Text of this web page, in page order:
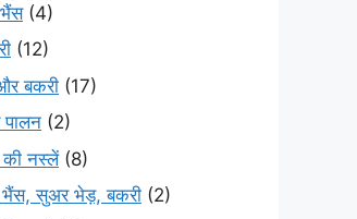
(4)
(12)
बकरी (17)
(2)
की नस्लें(8)
भैंस, सुअर भेड़, बकरी (2)